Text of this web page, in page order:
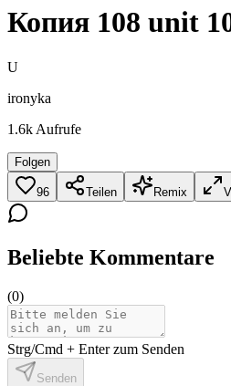
Копия 108 unit
U
ironyka
1.6k Aufrufe
Folgen
96 Teilen Remix
Beliebte Kommentare
(0)
Strg/Cmd + Enter zum Senden
Senden